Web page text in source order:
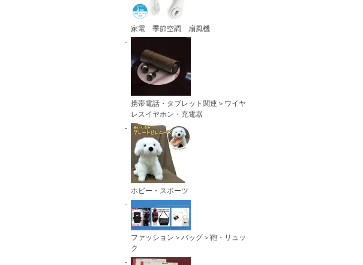
家電 季節空調 扇風機
携帯電話・タブレット関連＞ワイヤ
レスイヤホン・充電器
ホビー・スポーツ
ファッション＞バッグ＞鞄・リュッ
ク